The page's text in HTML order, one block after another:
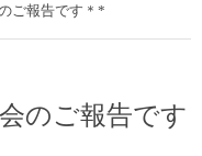
ご報告です＊*
のご報告です